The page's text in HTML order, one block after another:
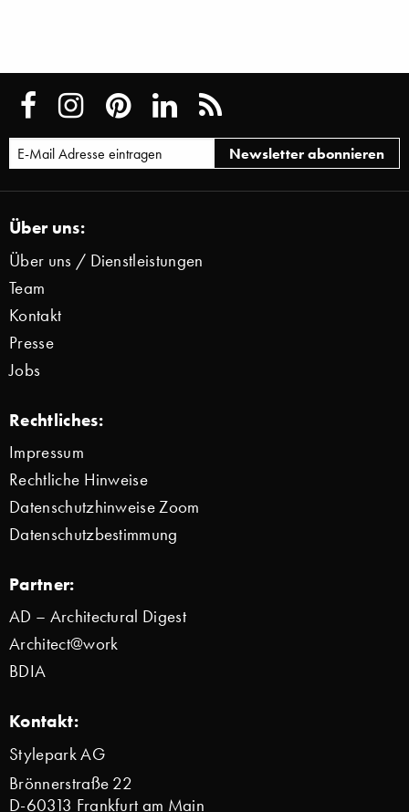
Über uns:
Über uns / Dienstleistungen
Team
Kontakt
Presse
Jobs
Rechtliches:
Impressum
Rechtliche Hinweise
Datenschutzhinweise Zoom
Datenschutzbestimmung
Partner:
AD – Architectural Digest
Architect@work
BDIA
Kontakt:
Stylepark AG
Brönnerstraße 22
D-60313 Frankfurt am Main